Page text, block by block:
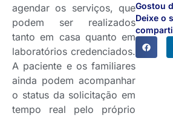
Gostou
Deixe o
agendar os serviços, que
podem ser realizados
tanto em casa quanto em
laboratórios credenciados.
A paciente e os familiares
ainda podem acompanhar
o status da solicitação em
tempo real pelo próprio